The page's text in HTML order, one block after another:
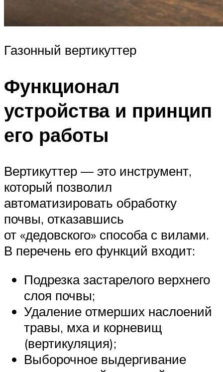
Газонный вертикуттер
Функционал
устройства и принцип
его работы
Вертикуттер — это инструмент,
который позволил
автоматизировать обработку
почвы, отказавшись
от «дедовского» способа с вилами.
В перечень его функций входит:
Подрезка застарелого верхнего
слоя почвы;
Удаление отмерших наслоений
травы, мха и корневищ
(вертикуляция);
Выборочное выдергивание